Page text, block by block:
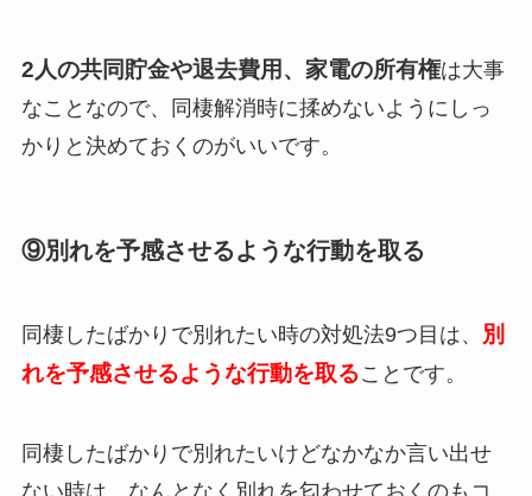
2人の共同貯金や退去費用、家電の所有権は大事
なことなので、同棲解消時に揉めないようにしっ
かりと決めておくのがいいです。
⑨別れを予感させるような行動を取る
同棲したばかりで別れたい時の対処法9つ目は、
別
れを予感させるような行動を取ることです。
同棲したばかりで別れたいけどなかなか言い出せ